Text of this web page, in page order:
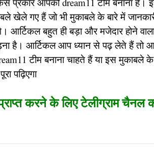
खेले गए हैं जो भी मुकाबले के बारे में
आर्टिकल बहुत ही बड़ा और मजेदार होने
है। आर्टिकल आप ध्यान से पढ़ लेते हैं तो
टीम बनाना चाहते हैं या इस मुकाबले के
पढ़िएगा
करने के लिए टेलीग्राम चैनल